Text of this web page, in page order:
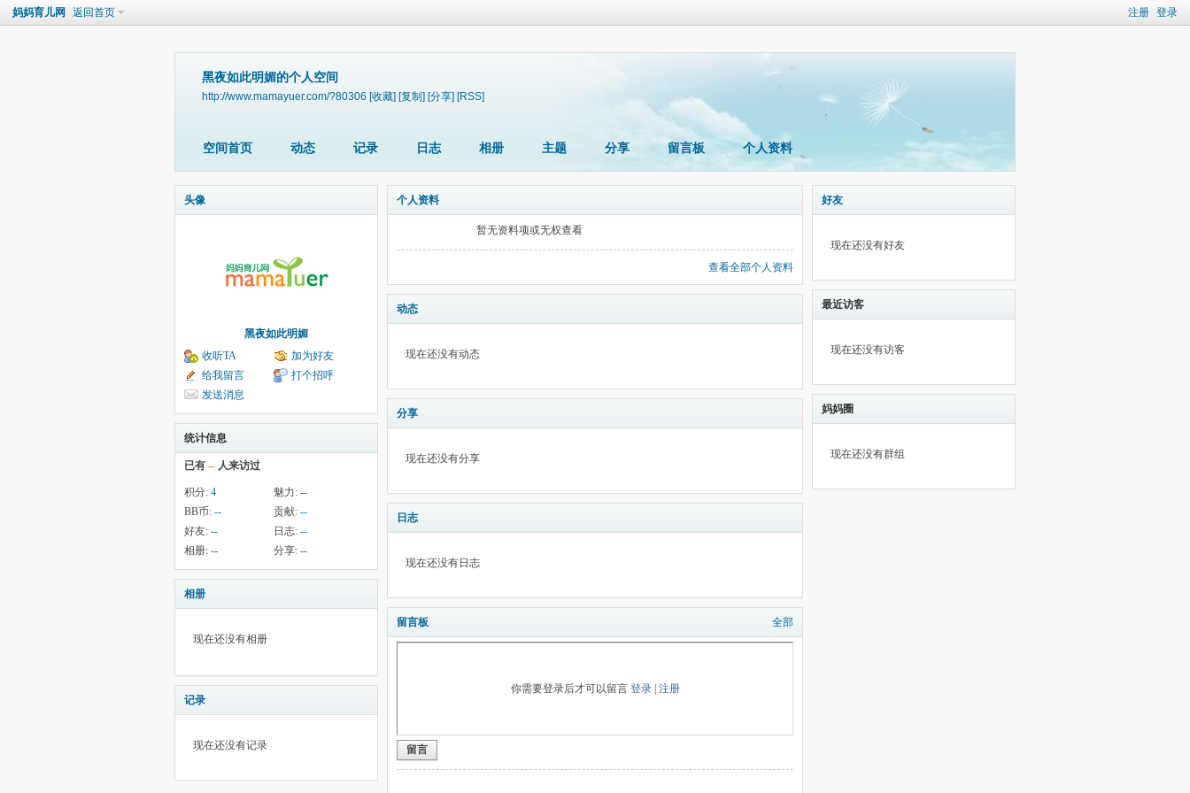
注册 登录
妈妈育儿网 返回首页
黑夜如此明媚的个人空间
http://www.mamayuer.com/?80306 [收藏] [复制] [分享] [RSS]
空间首页 动态 记录 日志 相册 主题 分享 留言板 个人资料
头像
黑夜如此明媚
收听TA
加为好友
给我留言
打个招呼
发送消息
统计信息
已有 -- 人来访过
积分: 4 魅力:--
BB币: -- 贡献:--
好友: -- 日志:--
相册: -- 分享:--
相册
现在还没有相册
记录
现在还没有记录
个人资料
暂无资料项或无权查看
查看全部个人资料
动态
现在还没有动态
分享
现在还没有分享
日志
现在还没有日志
留言板 全部
你需要登录后才可以留言 登录| 注册
留言
好友
现在还没有好友
最近访客
现在还没有访客
妈妈圈
现在还没有群组